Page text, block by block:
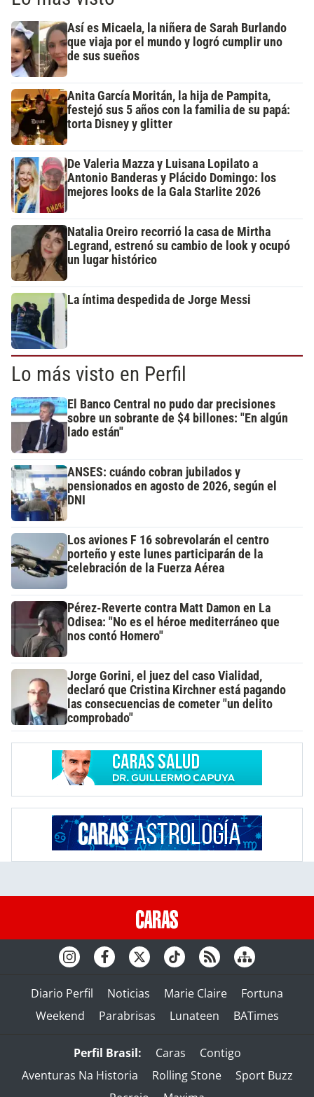
Así es Micaela, la niñera de Sarah Burlando
que viaja por el mundo y logró cumplir uno
de sus sueños
Anita García Moritán, la hija de Pampita,
festejó sus 5 años con la familia de su papá:
torta Disney y glitter
De Valeria Mazza y Luisana Lopilato a
Antonio Banderas y Plácido Domingo: los
mejores looks de la Gala Starlite 2026
Natalia Oreiro recorrió la casa de Mirtha
Legrand, estrenó su cambio de look y ocupó
un lugar histórico
La íntima despedida de Jorge Messi
Lo más visto en Perfil
El Banco Central no pudo dar precisiones
sobre un sobrante de $4 billones: "En algún
lado están"
ANSES: cuándo cobran jubilados y
pensionados en agosto de 2026, según el
DNI
Los aviones F 16 sobrevolarán el centro
porteño y este lunes participarán de la
celebración de la Fuerza Aérea
Pérez-Reverte contra Matt Damon en La
Odisea: "No es el héroe mediterráneo que
nos contó Homero"
Jorge Gorini, el juez del caso Vialidad,
declaró que Cristina Kirchner está pagando
las consecuencias de cometer "un delito
comprobado"
Diario Perfil Noticias Marie Claire
Fortuna
Weekend
Parabrisas Lunateen BATimes
Perfil Brasil: Caras
Contigo
Aventuras Na Historia
Rolling Stone
Sport Buzz